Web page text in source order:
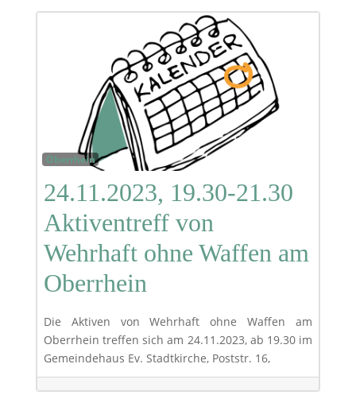
Oberrhein
24.11.2023, 19.30-21.30
Aktiventreff von
Wehrhaft ohne Waffen am
Oberrhein
Die Aktiven von Wehrhaft ohne Waffen am
Oberrhein treffen sich am 24.11.2023, ab 19.30 im
Gemeindehaus Ev. Stadtkirche, Poststr. 16,